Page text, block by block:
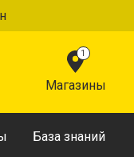
1
Магазины
База знаний